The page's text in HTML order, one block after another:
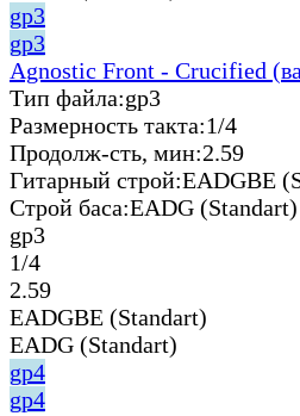
gp3
gp3
Agnostic Front - Crucified
Тип файла:gp3
Размерность такта:1/4
Продолж-сть, мин:2.59
Гитарный строй:EADGBE
Строй баса:EADG (Standart)
gp3
1/4
2.59
EADGBE (Standart)
EADG (Standart)
gp4
gp4